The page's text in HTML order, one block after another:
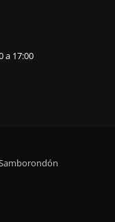
a 17:00